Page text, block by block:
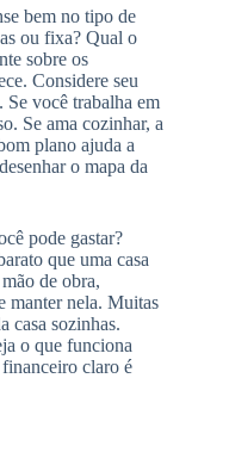
bem no tipo de
ou fixa? Qual o
sobre os
Considere seu
Se você trabalha em
Se ama cozinhar, a
plano ajuda a
o mapa da
pode gastar?
que uma casa
de obra,
manter nela. Muitas
casa sozinhas.
o que funciona
claro é